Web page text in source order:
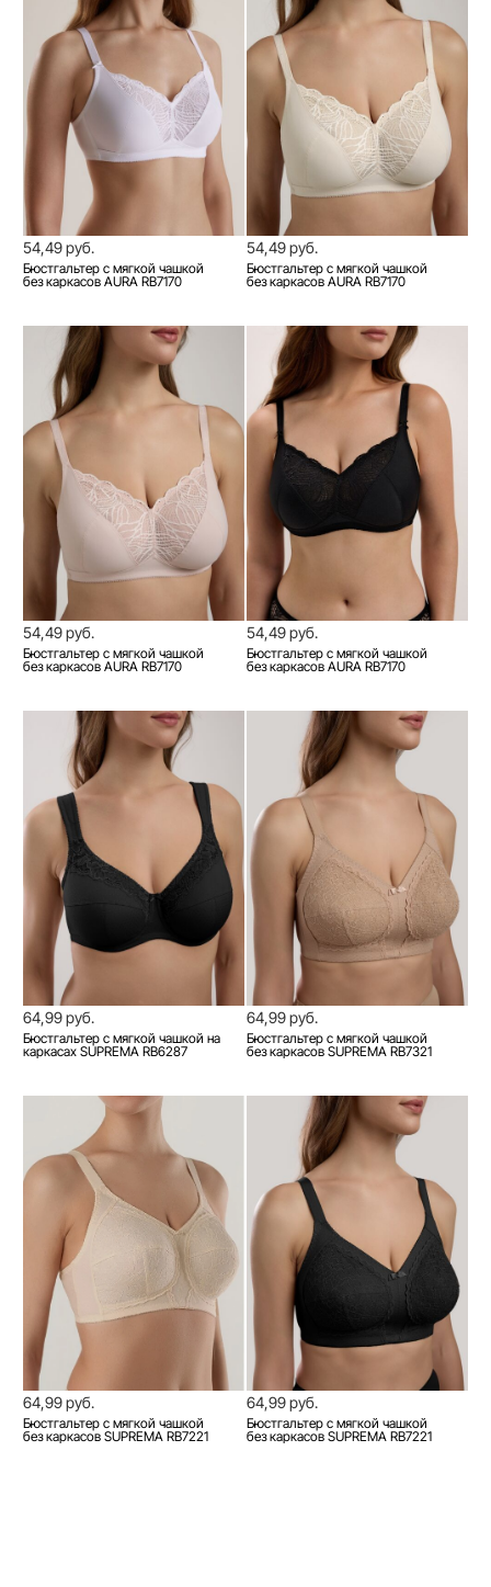
54,49 руб.
Бюстгальтер с мягкой чашкой
без каркасов AURA RB7170
54,49 руб.
Бюстгальтер с мягкой чашкой
без каркасов AURA RB7170
54,49 руб.
Бюстгальтер с мягкой чашкой
без каркасов AURA RB7170
54,49 руб.
Бюстгальтер с мягкой чашкой
без каркасов AURA RB7170
64,99 руб.
Бюстгальтер с мягкой чашкой на
каркасах SUPREMA RB6287
64,99 руб.
Бюстгальтер с мягкой чашкой
без каркасов SUPREMA RB7321
64,99 руб.
Бюстгальтер с мягкой чашкой
без каркасов SUPREMA RB7221
64,99 руб.
Бюстгальтер с мягкой чашкой
без каркасов SUPREMA RB7221